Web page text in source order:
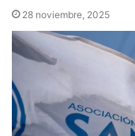
28 noviembre, 2025